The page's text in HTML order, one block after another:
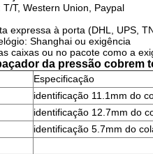
T/T, Western Union, Paypal
expressa à porta (DHL, UPS,
Shanghai ou exigência
caixas ou no pacote como a
da pressão
Especificação
identificação 11.1mm do
identificação 12.7mm do
identificação 5.7mm do